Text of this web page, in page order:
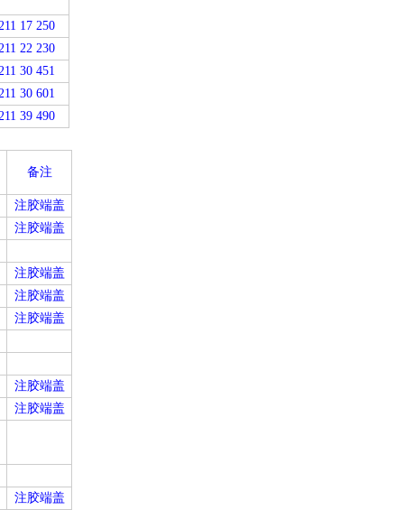
17 250
22 230
30 451
30 601
39 490
备注
注胶端盖
注胶端盖
注胶端盖
注胶端盖
注胶端盖
注胶端盖
注胶端盖
注胶端盖